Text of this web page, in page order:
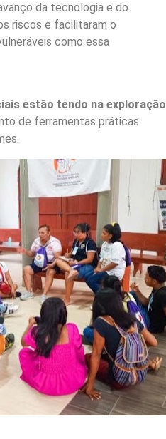
da tecnologia e do
riscos e facilitaram o
como essa
estão tendo na exploração
de ferramentas práticas